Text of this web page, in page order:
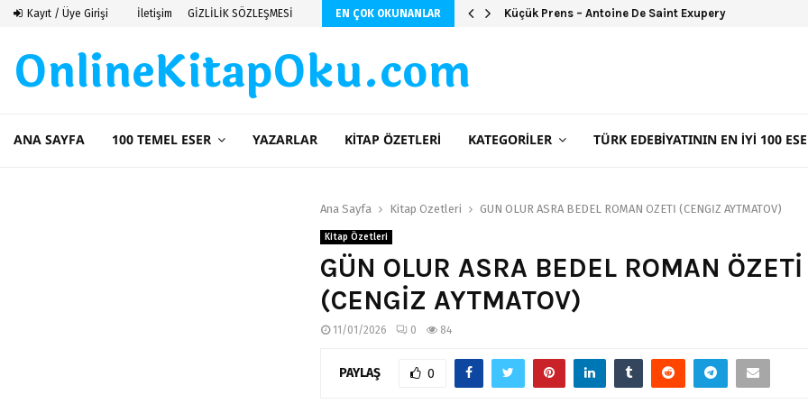
Kayıt / Üye Girişi İletişim GİZLİLİK SÖZLEŞMESİ EN ÇOK OKUNANLAR
Saint Exupery Şeker Portakalı (Ciltsiz)
OnlineKitapOku.com
ANA SAYFA 100 TEMEL ESER YAZARLAR KITAP ÖZETLERI KATEGORILER TÜRK EDEBIYATININ EN İYI 100
Ana Sayfa Kitap Özetleri GÜN OLUR ASRA BEDEL ROMAN ÖZETİ (CENGİZ AYTMATOV)
Kitap Özetleri
GÜN OLUR ASRA BEDEL ROMAN ÖZETİ
(CENGİZ AYTMATOV)
11/01/2026 0 84
PAYLAŞ 0